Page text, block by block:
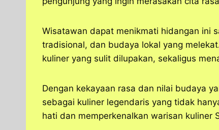
Wisatawan dapat menikmati hidangan ini
tradisional, dan budaya lokal yang
kuliner yang sulit dilupakan, sekaligus
Dengan kekayaan rasa dan nilai budaya
sebagai kuliner legendaris yang tidak
hati dan memperkenalkan warisan kuliner